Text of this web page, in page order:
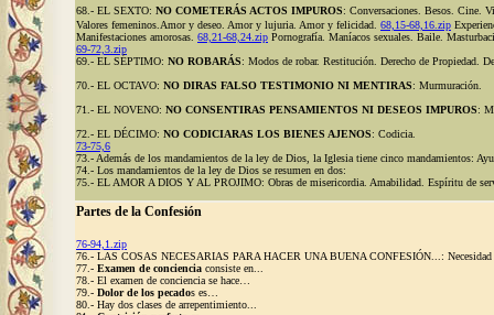
68.- EL SEXTO: NO COMETERÁS ACTOS IMPUROS: Conversaciones. Besos. Cine.
Valores femeninos.Amor y deseo. Amor y lujuria. Amor y felicidad. 68,15-68,16.zip
Manifestaciones amorosas. 68,21-68,24.zip Pornografía. Maníacos sexuales. Baile.
69-72,3.zip
69.- EL SÉPTIMO: NO ROBARÁS: Modos de robar. Restitución. Derecho de Propiedad.
70.- EL OCTAVO: NO DIRAS FALSO TESTIMONIO NI MENTIRAS: Murmuración.
71.- EL NOVENO: NO CONSENTIRAS PENSAMIENTOS NI DESEOS IMPUROS:
72.- EL DÉCIMO: NO CODICIARAS LOS BIENES AJENOS: Codicia.
73-75,6
73.- Además de los mandamientos de la ley de Dios, la Iglesia tiene cinco mandamientos:
74.- Los mandamientos de la ley de Dios se resumen en dos:
75.- EL AMOR A DIOS Y AL PROJIMO: Obras de misericordia. Amabilidad. Espíritu de
Partes de la Confesión
76-94,1.zip
76.- LAS COSAS NECESARIAS PARA HACER UNA BUENA CONFESIÓN...: Necesidad
77.- Examen de conciencia consiste en...
78.- El examen de conciencia se hace…
79.- Dolor de los pecados es…
80.- Hay dos clases de arrepentimiento...